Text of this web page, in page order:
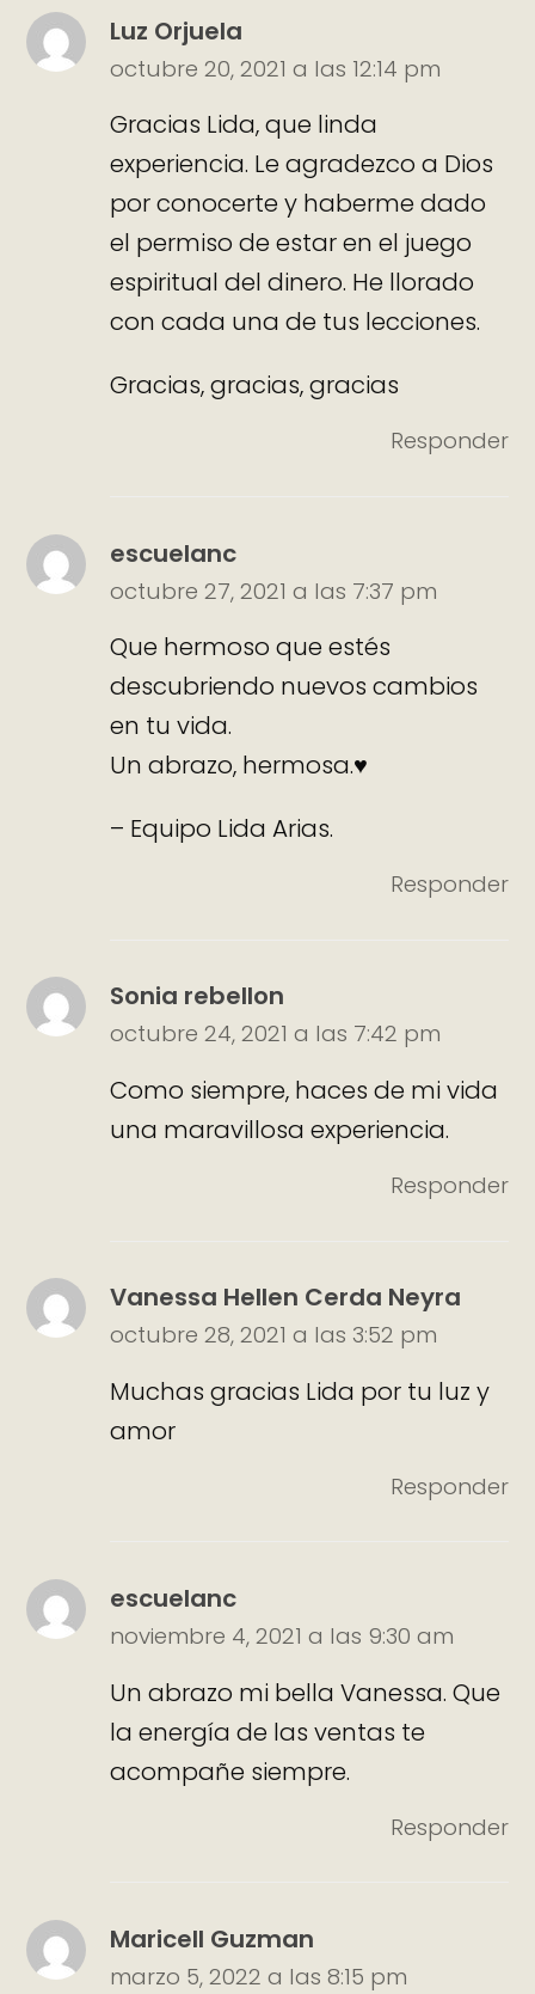
Luz Orjuela
octubre 20, 2021 a las 12:14 pm
Gracias Lida, que linda
experiencia. Le agradezco a Dios
por conocerte y haberme dado
el permiso de estar en el juego
espiritual del dinero. He llorado
con cada una de tus lecciones.
Gracias, gracias, gracias
Responder
escuelanc
octubre 27, 2021 a las 7:37 pm
Que hermoso que estés
descubriendo nuevos cambios
en tu vida.
Un abrazo, hermosa.♥
– Equipo Lida Arias.
Responder
Sonia rebellon
octubre 24, 2021 a las 7:42 pm
Como siempre, haces de mi vida
una maravillosa experiencia.
Responder
Vanessa Hellen Cerda Neyra
octubre 28, 2021 a las 3:52 pm
Muchas gracias Lida por tu luz y
amor
Responder
escuelanc
noviembre 4, 2021 a las 9:30 am
Un abrazo mi bella Vanessa. Que
la energía de las ventas te
acompañe siempre.
Responder
Maricell Guzman
marzo 5, 2022 a las 8:15 pm